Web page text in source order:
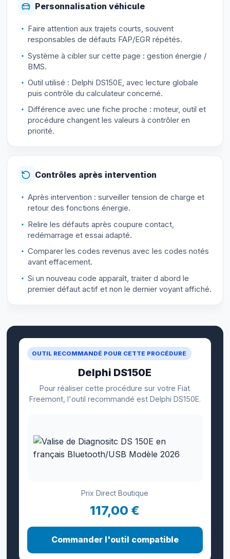
Personnalisation véhicule
Faire attention aux trajets courts, souvent
responsables de défauts FAP/EGR répétés.
Système à cibler sur cette page : gestion énergie /
BMS.
Outil utilisé : Delphi DS150E, avec lecture globale
puis contrôle du calculateur concerné.
Différence avec une fiche proche : moteur, outil et
procédure changent les valeurs à contrôler en
priorité.
Contrôles après intervention
Après intervention : surveiller tension de charge et
retour des fonctions énergie.
Relire les défauts après coupure contact,
redémarrage et essai adapté.
Comparer les codes revenus avec les codes notés
avant effacement.
Si un nouveau code apparaît, traiter d abord le
premier défaut actif et non le dernier voyant affiché.
OUTIL RECOMMANDÉ POUR CETTE PROCÉDURE
Delphi DS150E
Pour réaliser cette procédure sur votre Fiat
Freemont, l'outil recommandé est Delphi DS150E.
Prix Direct Boutique
117,00 €
Commander l'outil compatible